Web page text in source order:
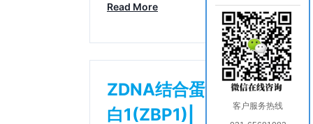
Read More
ZDNA结合蛋
白1(ZBP1)|
客户服务热线